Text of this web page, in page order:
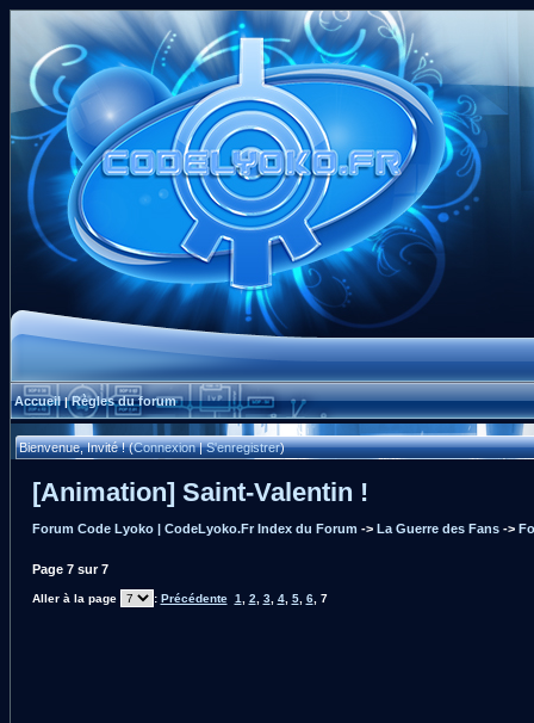
Accueil|Règles du forum
Bienvenue, Invité ! (Connexion|S'enregistrer)
[Animation] Saint-Valentin !
Forum Code Lyoko | CodeLyoko.Fr Index du Forum -> La Guerre des Fans->
Page 7sur7
Aller à la page : Précédente 1 2 3, 4, 5, 6, 7